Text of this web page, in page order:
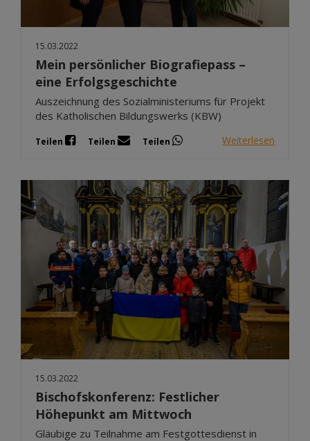
15.03.2022
Mein persönlicher Biografiepass –
eine Erfolgsgeschichte
Auszeichnung des Sozialministeriums für Projekt
des Katholischen Bildungswerks (KBW)
Teilen Teilen Teilen Weiterlesen
15.03.2022
Bischofskonferenz: Festlicher
Höhepunkt am Mittwoch
Gläubige zu Teilnahme am Festgottesdienst in